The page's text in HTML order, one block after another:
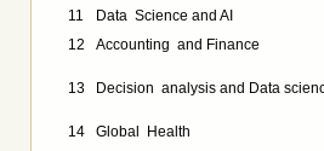
11
Data Science and AI
12
Accounting and Finance
13 Decision analysis and Data
14
Global Health